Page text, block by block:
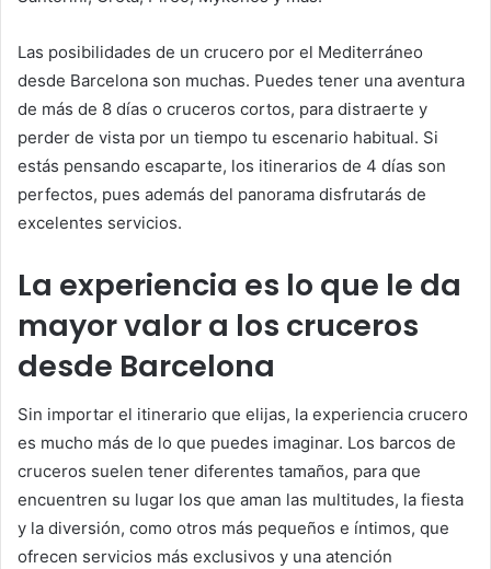
Las posibilidades de un crucero por el Mediterráneo
desde Barcelona son muchas. Puedes tener una aventura
de más de 8 días o cruceros cortos, para distraerte y
perder de vista por un tiempo tu escenario habitual. Si
estás pensando escaparte, los itinerarios de 4 días son
perfectos, pues además del panorama disfrutarás de
excelentes servicios.
La experiencia es lo que le da
mayor valor a los cruceros
desde Barcelona
Sin importar el itinerario que elijas, la experiencia crucero
es mucho más de lo que puedes imaginar. Los barcos de
cruceros suelen tener diferentes tamaños, para que
encuentren su lugar los que aman las multitudes, la fiesta
y la diversión, como otros más pequeños e íntimos, que
ofrecen servicios más exclusivos y una atención